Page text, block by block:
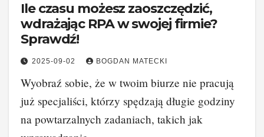
Ile czasu możesz zaoszczędzić,
wdrażając RPA w swojej firmie?
Sprawdź!
2025-09-02 BOGDAN MATECKI
Wyobraź sobie, że w twoim biurze nie pracują
już specjaliści, którzy spędzają długie godziny
na powtarzalnych zadaniach, takich jak